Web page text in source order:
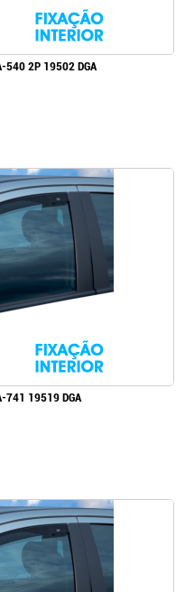
540 2P 19502 DGA
741 19519 DGA